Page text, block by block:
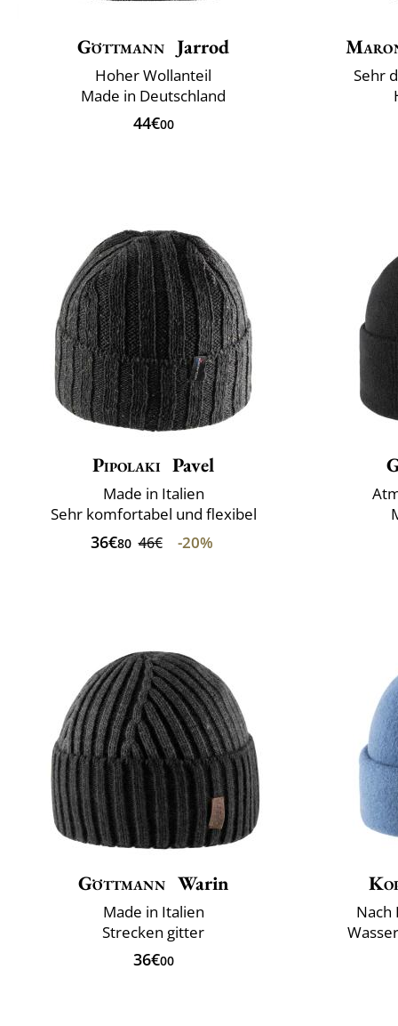
Göttmann Jarrod
Hoher Wollanteil
Made in Deutschland
44€00
Sehr
Pipolaki Pavel
Made in Italien
Sehr komfortabel und flexibel
36€80 46€ -20%
Göttmann Warin
Made in Italien
Strecken gitter
36€00
Nach